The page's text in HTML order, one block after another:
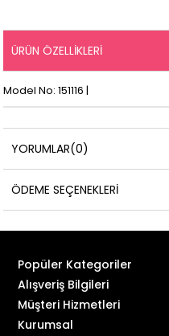
ÜRÜN ÖZELLIKLERI
Model No: 151116 |
YORUMLAR(0)
ÖDEME SEÇENEKLERI
Popüler Kategoriler
Alışveriş Bilgileri
Müşteri Hizmetleri
Kurumsal